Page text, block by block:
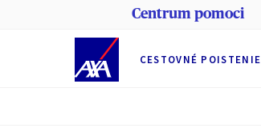
CESTOVNÉ POISTENIE
Centrum pomoci